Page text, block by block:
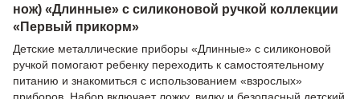
нож) «Длинные» с силиконовой ручкой коллекции
«Первый прикорм»
Детские металлические приборы «Длинные» с силиконовой
ручкой помогают ребенку переходить к самостоятельному
питанию и знакомиться с использованием «взрослых»